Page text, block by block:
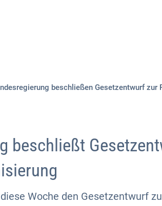
beschließen Gesetzentwurf zur
beschließt
Woche den Gesetzentwurf